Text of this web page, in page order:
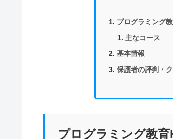
プログラミング
主なコース
基本情報
保護者の評判・
プログラミング教